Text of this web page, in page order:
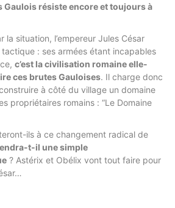
Gaulois résiste encore et toujours à
la situation, l’empereur Jules César
: ses armées étant incapables
c’est la civilisation romaine elle-
ces brutes Gauloises. Il charge donc
à côté du village un domaine
propriétaires romains : “Le Domaine
ils à ce changement radical de
t-il une simple
? Astérix et Obélix vont tout faire pour